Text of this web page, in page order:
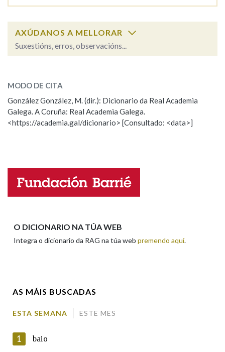
Pertence a
AXÚDANOS A MELLORAR
Suxestións, erros, observacións...
ESCOLLE UNHA OPCIÓN:
Observación Hai un erro na palabra
Propoño mellorar a definición
Nome
MODO DE CITA
González González, M. (dir.): Dicionario da Real Academia
Galega. A Coruña: Real Academia Galega.
<https://academia.gal/dicionario> [Consultado: <data>]
O DICIONARIO NA TÚA WEB
Integra o dicionario da RAG na túa web premendo aquí.
AS MÁIS BUSCADAS
ESTA SEMANA ESTE MES
1 baio